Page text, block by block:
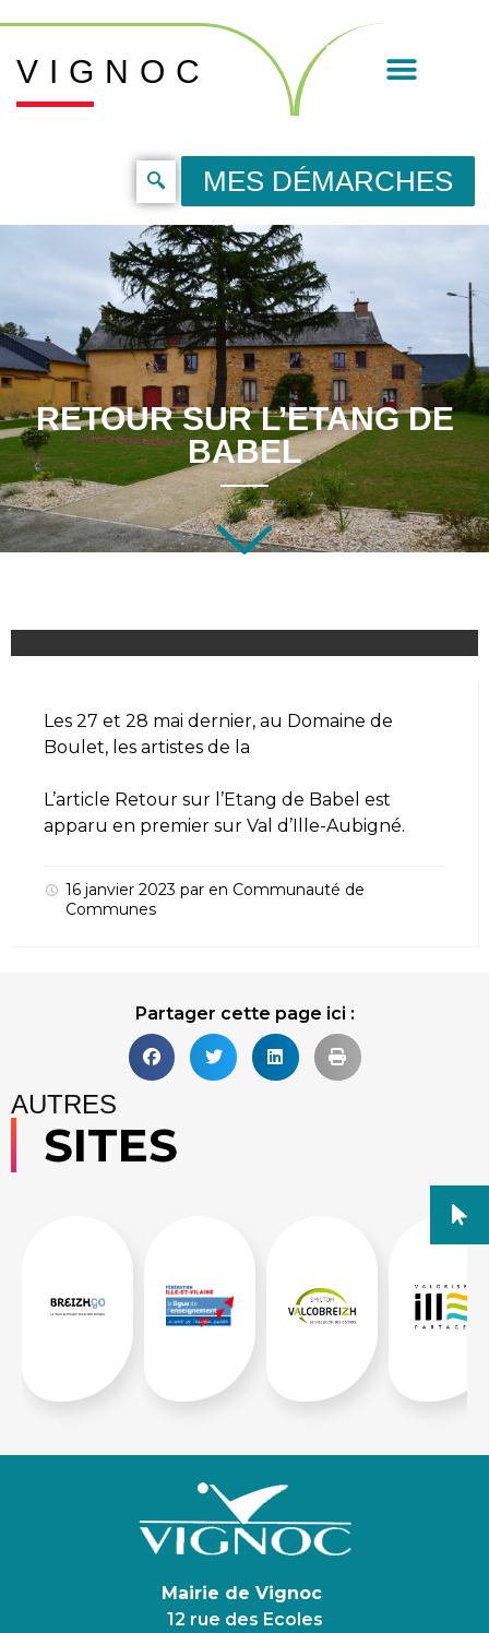
VIGNOC
MES DÉMARCHES
RETOUR SUR L’ETANG DE
BABEL
Les 27 et 28 mai dernier, au Domaine de
Boulet, les artistes de la
L’article Retour sur l’Etang de Babel est
apparu en premier sur Val d’Ille-Aubigné.
16 janvier 2023 par en Communauté de
Communes
Partager cette page ici :
AUTRES
SITES
Mairie de Vignoc
12 rue des Ecoles